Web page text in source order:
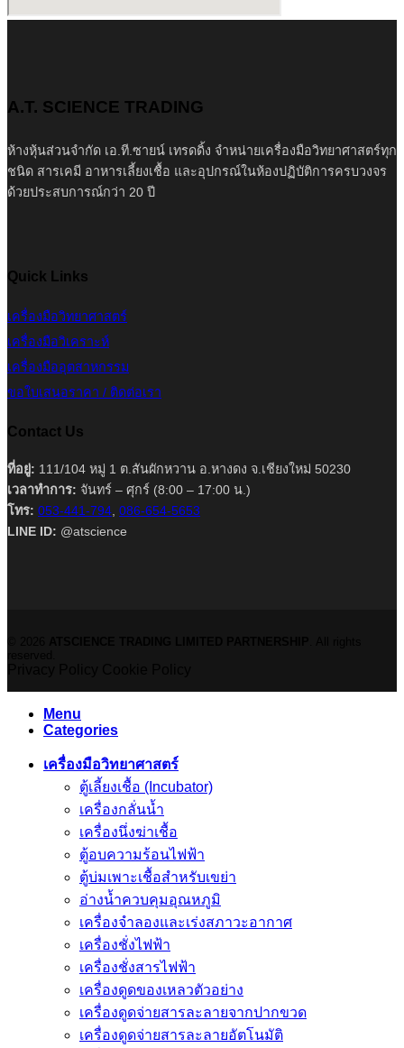
A.T. SCIENCE TRADING
ห้างหุ้นส่วนจำกัด เอ.ที.ซายน์ เทรดดิ้ง จำหน่ายเครื่องมือวิทยาศาสตร์ทุก
ชนิด สารเคมี อาหารเลี้ยงเชื้อ และอุปกรณ์ในห้องปฏิบัติการครบวงจร
ด้วยประสบการณ์กว่า 20 ปี
Quick Links
เครื่องมือวิทยาศาสตร์
เครื่องมือวิเคราะห์
เครื่องมืออุตสาหกรรม
ขอใบเสนอราคา / ติดต่อเรา
Contact Us
ที่อยู่: 111/104 หมู่ 1 ต.สันผักหวาน อ.หางดง จ.เชียงใหม่ 50230
เวลาทำการ: จันทร์ – ศุกร์ (8:00 – 17:00 น.)
โทร: 053-441-794, 086-654-5653
LINE ID: @atscience
Menu
Categories
เครื่องมือวิทยาศาสตร์
ตู้เลี้ยงเชื้อ (Incubator)
เครื่องกลั่นน้ำ
เครื่องนึ่งฆ่าเชื้อ
ตู้อบความร้อนไฟฟ้า
ตู้บ่มเพาะเชื้อสำหรับเขย่า
อ่างน้ำควบคุมอุณหภูมิ
เครื่องจำลองและเร่งสภาวะอากาศ
เครื่องชั่งไฟฟ้า
เครื่องชั่งสารไฟฟ้า
เครื่องดูดของเหลวตัวอย่าง
เครื่องดูดจ่ายสารละลายจากปากขวด
เครื่องดูดจ่ายสารละลายอัตโนมัติ